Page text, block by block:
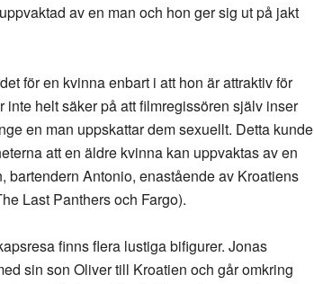
av en man och hon ger sig ut på jakt
för en kvinna enbart i att hon är attraktiv för
helt säker på att filmregissören själv inser
en man uppskattar dem sexuellt. Detta kunde
att en äldre kvinna kan uppvaktas av en
bartendern Antonio, enastående av Kroatiens
Last Panthers och Fargo).
finns flera lustiga bifigurer. Jonas
sin son Oliver till Kroatien och går omkring